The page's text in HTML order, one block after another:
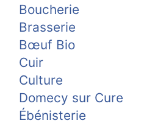
Boucherie
Brasserie
Bœuf Bio
Cuir
Culture
Domecy sur Cure
Ébénisterie